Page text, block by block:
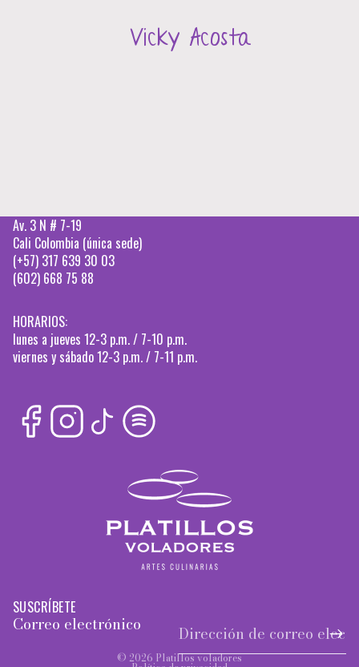
Vicky Acosta
Av. 3 N # 7-19
Cali Colombia (única sede)
(+57) 317 639 30 03
(602) 668 75 88
HORARIOS:
lunes a jueves 12-3 p.m. / 7-10 p.m.
viernes y sábado 12-3 p.m. / 7-11 p.m.
SUSCRÍBETE
Correo electrónico
© 2026 Platillos voladores